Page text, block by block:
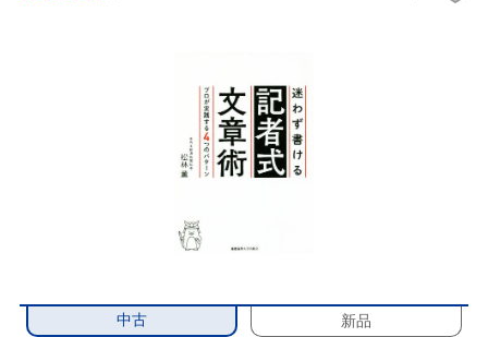
中古 新品